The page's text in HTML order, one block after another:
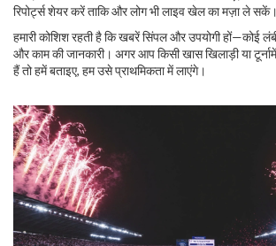
रिपोर्ट्स शेयर करें ताकि और लोग भी लाइव खेल का मज़ा ले सकें।
हमारी कोशिश रहती है कि खबरें सिंपल और उपयोगी हों—कोई
और काम की जानकारी। अगर आप किसी खास खिलाड़ी या
हैं तो हमें बताइए, हम उसे प्राथमिकता में लाएंगे।